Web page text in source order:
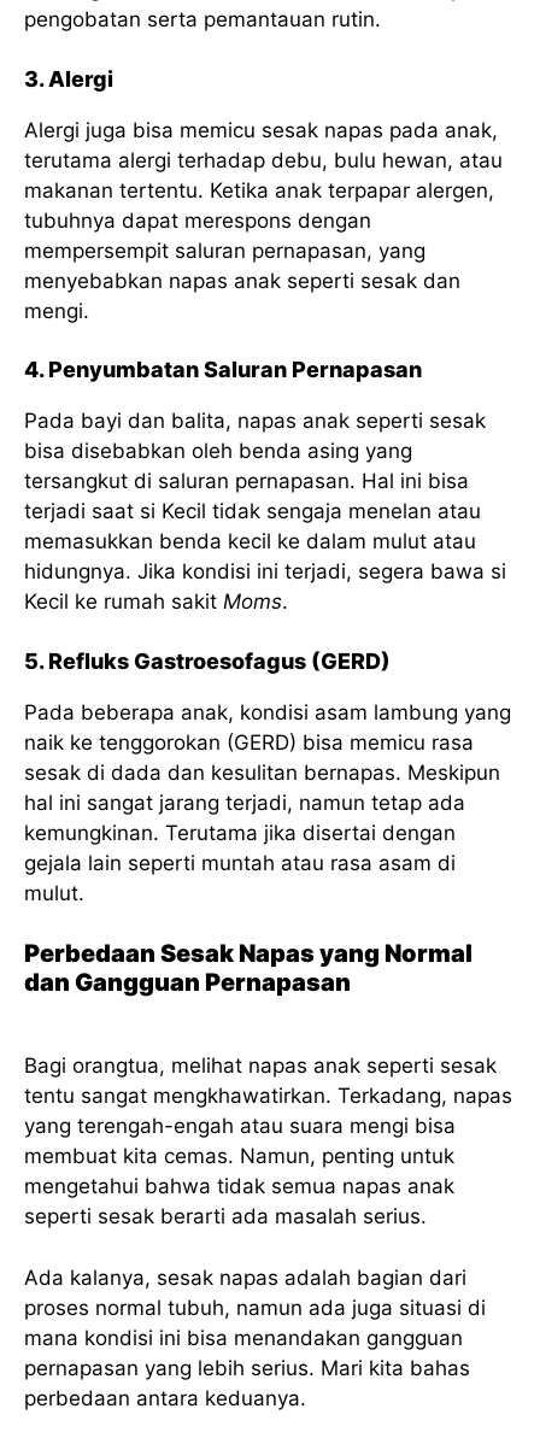
pengobatan serta pemantauan rutin.
3. Alergi
Alergi juga bisa memicu sesak napas pada anak,
terutama alergi terhadap debu, bulu hewan, atau
makanan tertentu. Ketika anak terpapar alergen,
tubuhnya dapat merespons dengan
mempersempit saluran pernapasan, yang
menyebabkan napas anak seperti sesak dan
mengi.
4. Penyumbatan Saluran Pernapasan
Pada bayi dan balita, napas anak seperti sesak
bisa disebabkan oleh benda asing yang
tersangkut di saluran pernapasan. Hal ini bisa
terjadi saat si Kecil tidak sengaja menelan atau
memasukkan benda kecil ke dalam mulut atau
hidungnya. Jika kondisi ini terjadi, segera bawa si
Kecil ke rumah sakit Moms.
5. Refluks Gastroesofagus (GERD)
Pada beberapa anak, kondisi asam lambung yang
naik ke tenggorokan (GERD) bisa memicu rasa
sesak di dada dan kesulitan bernapas. Meskipun
hal ini sangat jarang terjadi, namun tetap ada
kemungkinan. Terutama jika disertai dengan
gejala lain seperti muntah atau rasa asam di
mulut.
Perbedaan Sesak Napas yang Normal
dan Gangguan Pernapasan
Bagi orangtua, melihat napas anak seperti sesak
tentu sangat mengkhawatirkan. Terkadang, napas
yang terengah-engah atau suara mengi bisa
membuat kita cemas. Namun, penting untuk
mengetahui bahwa tidak semua napas anak
seperti sesak berarti ada masalah serius.
Ada kalanya, sesak napas adalah bagian dari
proses normal tubuh, namun ada juga situasi di
mana kondisi ini bisa menandakan gangguan
pernapasan yang lebih serius. Mari kita bahas
perbedaan antara keduanya.